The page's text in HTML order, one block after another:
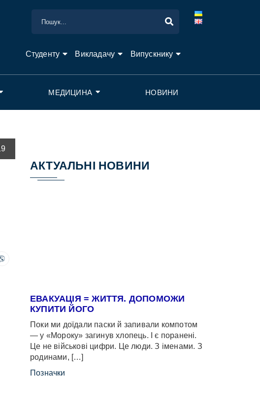
Студенту Викладачу Випускнику
МЕДИЦИНА НОВИНИ
АКТУАЛЬНІ НОВИНИ
ЕВАКУАЦІЯ = ЖИТТЯ. ДОПОМОЖИ
КУПИТИ ЙОГО
Поки ми доїдали паски й запивали компотом
— у «Мороку» загинув хлопець. І є поранені.
Це не військові цифри. Це люди. З іменами. З
родинами, […]
Позначки